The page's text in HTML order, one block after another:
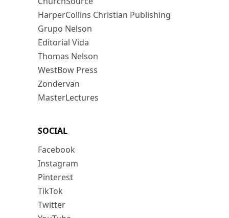
HarperCollins Christian Publishing
Grupo Nelson
Editorial Vida
Thomas Nelson
WestBow Press
Zondervan
MasterLectures
SOCIAL
Facebook
Instagram
Pinterest
TikTok
Twitter